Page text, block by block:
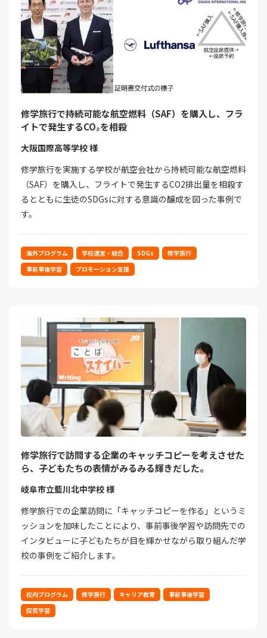
修学旅行で持続可能な航空燃料（SAF）を購入し、フラ
イトで発生するCO₂を相殺
大阪国際高等学校 様
修学旅行を実施する学校が航空会社から持続可能な航空燃料
（SAF）を購入し、フライトで発生するCO2排出量を相殺す
るとともに生徒のSDGsに対する意識の醸成を図った事例で
す。
海外プログラム 学校運営・総合 SDGs
修学旅行
事前事後学習
プロモーション支援
修学旅行で訪問する企業のキャッチコピーを考えさせた
ら、子どもたちの表情がみるみる輝きだした。
岐阜市立藍川北中学校 様
修学旅行での企業訪問に「キャッチコピーを作る」というミ
ッションを加味したことにより、事前事後学習や訪問先での
インタビューに子どもたちが目を輝かせながら取り組んだ学
校の事例をご紹介します。
校内プログラム 修学旅行 キャリア教育
事前事後学習
探究学習